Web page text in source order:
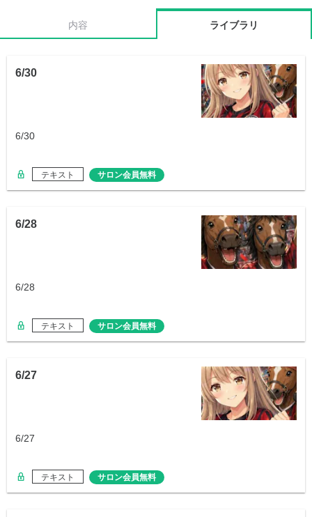
内容 ライブラリ
6/30
6/30
テキスト サロン会員無料
6/28
6/28
テキスト サロン会員無料
6/27
6/27
テキスト サロン会員無料